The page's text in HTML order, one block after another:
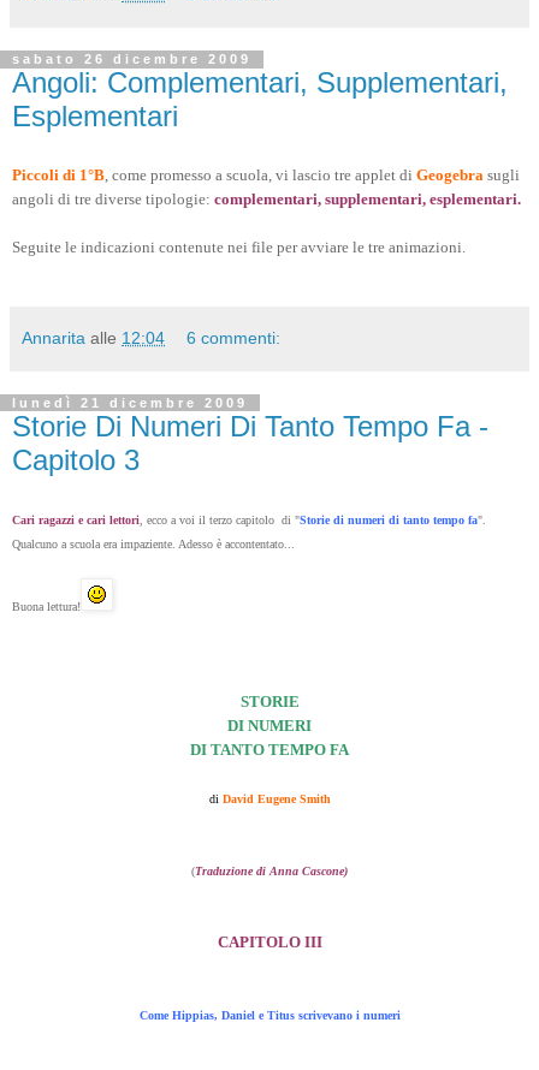
sabato 26 dicembre 2009
Angoli: Complementari, Supplementari,
Esplementari
Piccoli di 1°B, come promesso a scuola, vi lascio tre applet di Geogebra sugli
angoli di tre diverse tipologie: complementari, supplementari, esplementari.
Seguite le indicazioni contenute nei file per avviare le tre animazioni.
Annarita alle 12:04 6 commenti:
lunedì 21 dicembre 2009
Storie Di Numeri Di Tanto Tempo Fa -
Capitolo 3
Cari ragazzi e cari lettori , ecco a voi il terzo capitolo di "Storie di numeri di tanto tempo fa".
Qualcuno a scuola era impaziente. Adesso è accontentato...
Buona lettura!
STORIE
DI NUMERI
DI TANTO TEMPO FA
di David Eugene Smith
(Traduzione di Anna Cascone)
CAPITOLO III
Come Hippias, Daniel e Titus scrivevano i numeri